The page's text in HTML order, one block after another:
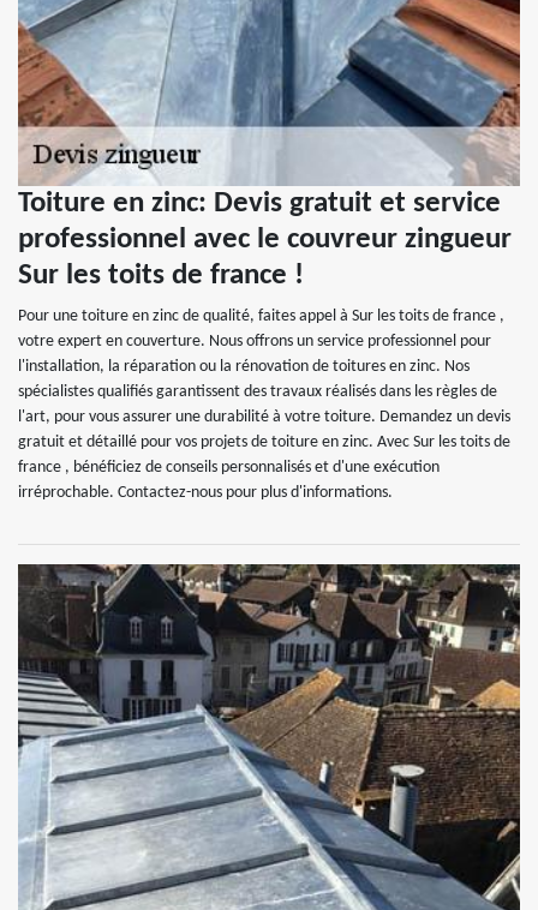
Toiture en zinc: Devis gratuit et service
professionnel avec le couvreur zingueur
Sur les toits de france !
Pour une toiture en zinc de qualité, faites appel à Sur les toits de france ,
votre expert en couverture. Nous offrons un service professionnel pour
l'installation, la réparation ou la rénovation de toitures en zinc. Nos
spécialistes qualifiés garantissent des travaux réalisés dans les règles de
l'art, pour vous assurer une durabilité à votre toiture. Demandez un devis
gratuit et détaillé pour vos projets de toiture en zinc. Avec Sur les toits de
france , bénéficiez de conseils personnalisés et d'une exécution
irréprochable. Contactez-nous pour plus d'informations.